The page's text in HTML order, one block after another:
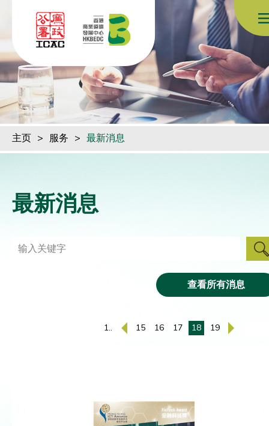
跳到内容（按回车键）
主页 > 服务 > 最新消息
最新消息
查看所有消息
1.. 15 16 17 18 19